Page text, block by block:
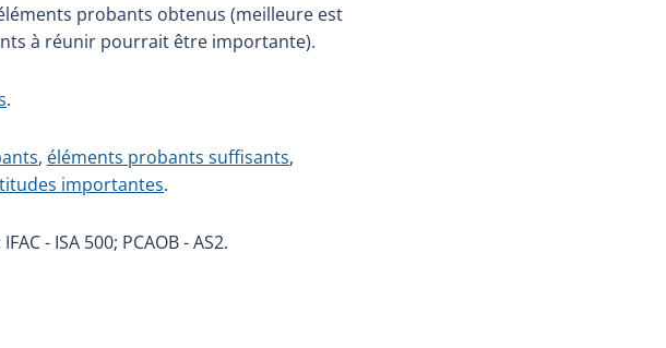
probants obtenus (meilleure est
à réunir pourrait être importante).
.
, éléments probants suffisants,
importantes.
- ISA 500; PCAOB - AS2.